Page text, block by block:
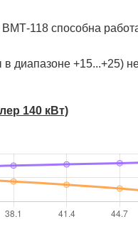
118 способна
диапазоне +15...+25)
140 кВт)